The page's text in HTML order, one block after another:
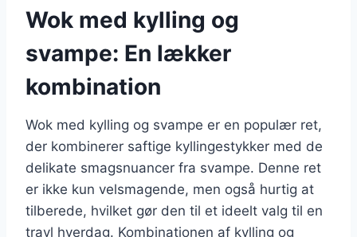
Wok med kylling og
svampe: En lækker
kombination
Wok med kylling og svampe er en populær ret,
der kombinerer saftige kyllingestykker med de
delikate smagsnuancer fra svampe. Denne ret
er ikke kun velsmagende, men også hurtig at
tilberede, hvilket gør den til et ideelt valg til en
travl hverdag. Kombinationen af kylling og